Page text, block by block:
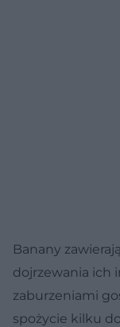
Banany
dojrzewania ich
zaburzeniami
spożycie kilku